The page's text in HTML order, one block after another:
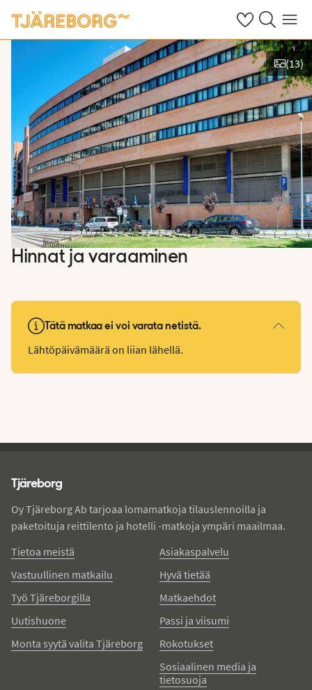
OmatHaku Valikko
Näytä kuvia
(13)
Hinnat ja varaaminen
Tätä matkaa ei voi varata netistä.
Lähtöpäivämäärä on liian lähellä.
Tjäreborg
Oy Tjäreborg Ab tarjoaa lomamatkoja tilauslennoilla ja
paketoituja reittilento ja hotelli -matkoja ympäri maailmaa.
Tietoa meistä
Vastuullinen matkailu
Työ Tjäreborgilla
Uutishuone
Monta syytä valita Tjäreborg
Asiakaspalvelu
Hyvä tietää
Matkaehdot
Passi ja viisumi
Rokotukset
Sosiaalinen media ja
tietosuoja